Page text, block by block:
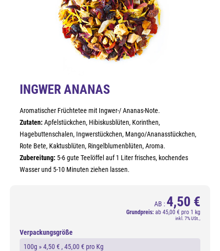
INGWER ANANAS
Aromatischer Früchtetee mit Ingwer-/ Ananas-Note.
Zutaten: Apfelstückchen, Hibiskusblüten, Korinthen,
Hagebuttenschalen, Ingwerstückchen, Mango/Ananasstückchen,
Rote Bete, Kaktusblüten, Ringelblumenblüten, Aroma.
Zubereitung: 5-6 gute Teelöffel auf 1 Liter frisches, kochendes
Wasser und 5-10 Minuten ziehen lassen.
AB : 4,50 €
Grundpreis: ab 45,00 € pro 1 kg
inkl. 7% USt.,
Verpackungsgröße
100g »4,50 € , 45,00 € pro Kg